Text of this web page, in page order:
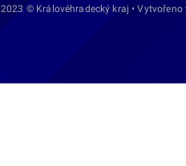
2023 © Královéhradecký kraj • Vytvořeno